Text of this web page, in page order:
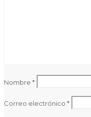
Nombre *
Correo electrónico *